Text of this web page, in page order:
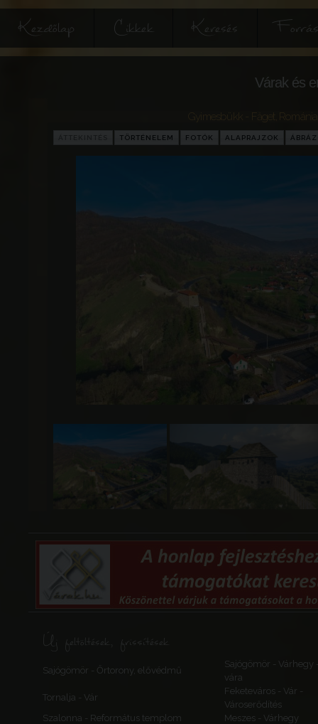
Kezdőlap Cikkek Keresés
Várak és
Gyimesbükk - Făget Románia
TÖRTÉNELEM FOTÓK ALAPRAJZOK
Új feltöltések, frissítések
Sajógömör - Őrtorony, elővédmű
Sajógömör - Várhegy
vára
Tornalja - Vár
Feketeváros - Vár -
Városerődítés
Szalonna - Református templom
Meszes - Várhegy